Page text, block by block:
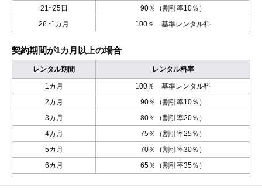
21~25日
90％（割引率10％）
26~1カ月
100％ 基準レンタル料
契約期間が1カ月以上の場合
レンタル期間 レンタル料率
1カ月
100％ 基準レンタル料
2カ月
90％（割引率10％）
3カ月
80％（割引率20％）
4カ月
75％（割引率25％）
5カ月
70％（割引率30％）
6カ月
65％（割引率35％）